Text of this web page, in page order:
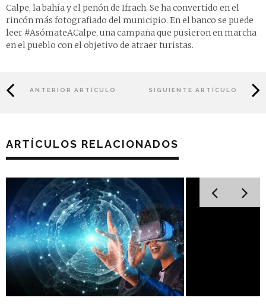
Calpe, la bahía y el peñón de Ifrach. Se ha convertido en el
rincón más fotografiado del municipio. En el banco se puede
leer #AsómateACalpe, una campaña que pusieron en marcha
en el pueblo con el objetivo de atraer turistas.
ANTERIOR ARTÍCULO SIGUIENTE ARTÍCULO
ARTÍCULOS RELACIONADOS